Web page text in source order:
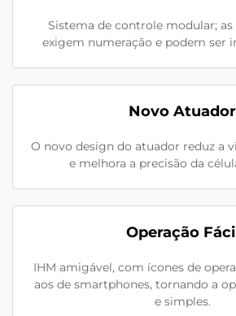
Sistema de controle modular; as
exigem numeração e podem ser
Novo Atuador
O novo design do atuador reduz a
e melhora a precisão da
Operação
IHM amigável, com ícones de
aos de smartphones, tornando a
e simples.